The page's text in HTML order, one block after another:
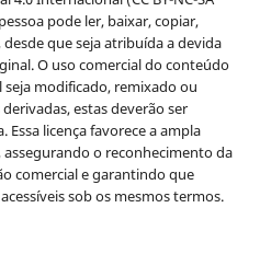
pode ler, baixar, copiar,
que seja atribuída a devida
O uso comercial do conteúdo
modificado, remixado ou
estas deverão ser
Essa licença favorece a ampla
o reconhecimento da
comercial e garantindo que
sob os mesmos termos.